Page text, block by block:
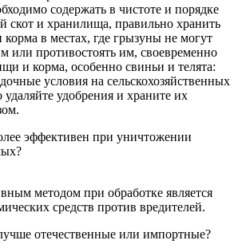
содержать в чистоте и порядке
и хранилища, правильно хранить
в местах, где грызуны не могут
или противостоять им, своевременно
и корма, особенно свиньи и телята:
условия на сельскохозяйственных
удаляйте удобрения и храните их
эффективен при уничтожении
методом при обработке является
средств против вредителей.
отечественные или импортные?